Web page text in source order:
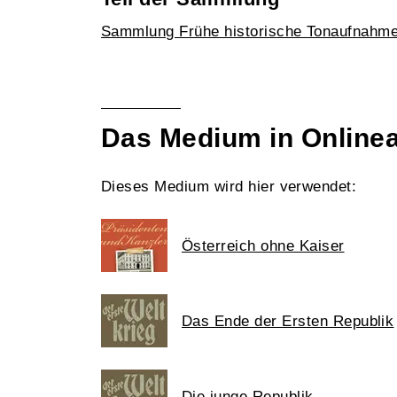
Sammlung Frühe historische
Das Medium in
Dieses Medium wird hier verwendet:
Österreich ohne Kaiser
Das Ende der Ersten Republik